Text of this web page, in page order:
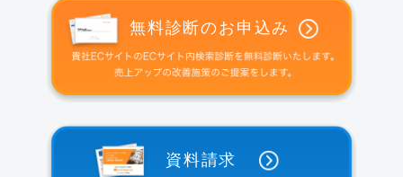
無料診断のお申込み
資料請求